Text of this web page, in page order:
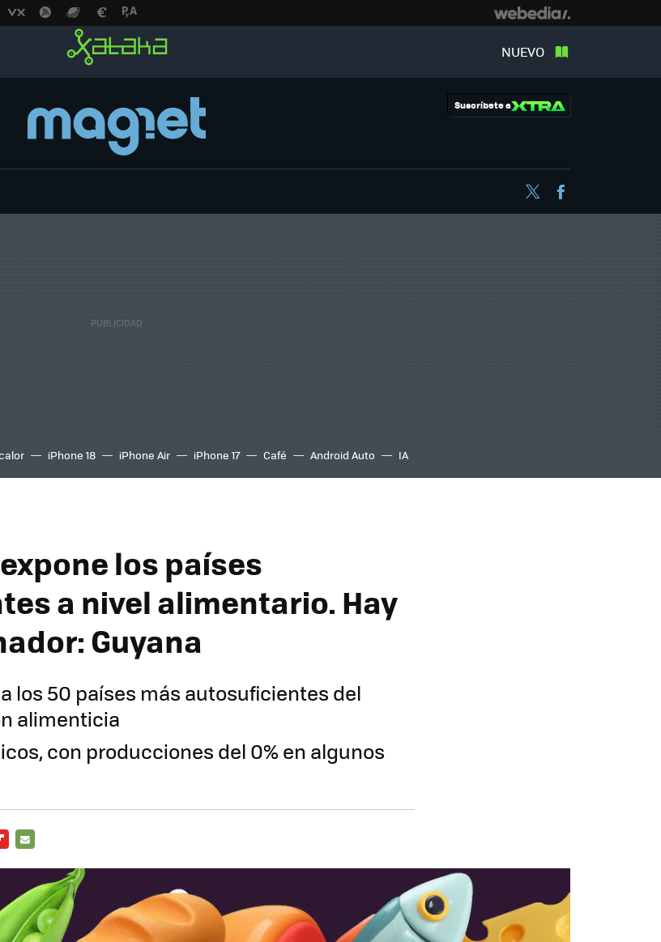
NUEVO
Suscríbete a
Twitter
iPhone 18 iPhone Air iPhone 17 Café Android Auto IA
los países
a nivel alimentario. Hay
Guyana
los 50 países más autosuficientes del
alimenticia
con producciones del 0% en algunos
MAIL